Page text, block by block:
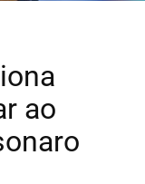
ao